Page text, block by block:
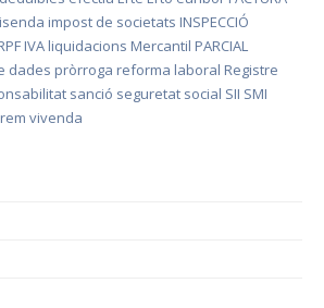
impost de societats INSPECCIÓ
IVA liquidacions Mercantil PARCIAL
dades pròrroga reforma laboral Registre
sanció seguretat social SII SMI
vivenda